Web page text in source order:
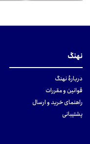
نهنگ
دربارهٔ نهنگ
قوانین و مقررات
راهنمای خرید و ارسال
پشتیبانی